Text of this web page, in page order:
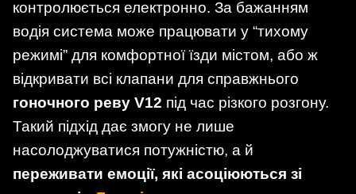
контролюється електронно. За бажанням
водія система може працювати у “тихому
режимі” для комфортної їзди містом, або ж
відкривати всі клапани для справжнього
гоночного реву V12 під час різкого розгону.
Такий підхід дає змогу не лише
насолоджуватися потужністю, а й
переживати емоції, які асоціюються зі